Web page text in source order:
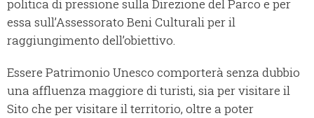
politica di pressione sulla Direzione del Parco e per
essa sull’Assessorato Beni Culturali per il
raggiungimento dell’obiettivo.
Essere Patrimonio Unesco comporterà senza dubbio
una affluenza maggiore di turisti, sia per visitare il
Sito che per visitare il territorio, oltre a poter